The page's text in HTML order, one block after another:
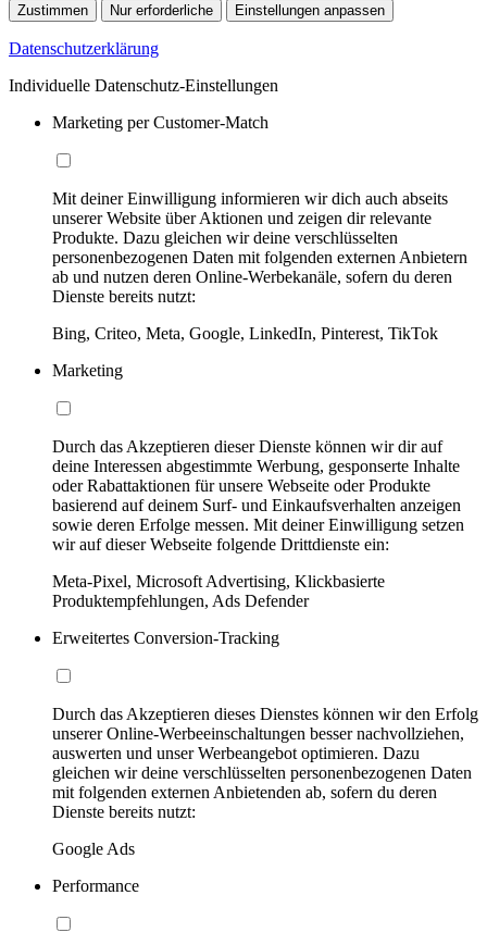
Zustimmen Nur erforderliche Einstellungen anpassen
Datenschutzerklärung
Individuelle Datenschutz-Einstellungen
Marketing per Customer-Match
Mit deiner Einwilligung informieren wir dich auch abseits
unserer Website über Aktionen und zeigen dir relevante
Produkte. Dazu gleichen wir deine verschlüsselten
personenbezogenen Daten mit folgenden externen Anbietern
ab und nutzen deren Online-Werbekanäle, sofern du deren
Dienste bereits nutzt:
Bing, Criteo, Meta, Google, LinkedIn, Pinterest, TikTok
Marketing
Durch das Akzeptieren dieser Dienste können wir dir auf
deine Interessen abgestimmte Werbung, gesponserte Inhalte
oder Rabattaktionen für unsere Webseite oder Produkte
basierend auf deinem Surf- und Einkaufsverhalten anzeigen
sowie deren Erfolge messen. Mit deiner Einwilligung setzen
wir auf dieser Webseite folgende Drittdienste ein:
Meta-Pixel, Microsoft Advertising, Klickbasierte
Produktempfehlungen, Ads Defender
Erweitertes Conversion-Tracking
Durch das Akzeptieren dieses Dienstes können wir den Erfolg
unserer Online-Werbeeinschaltungen besser nachvollziehen,
auswerten und unser Werbeangebot optimieren. Dazu
gleichen wir deine verschlüsselten personenbezogenen Daten
mit folgenden externen Anbietenden ab, sofern du deren
Dienste bereits nutzt:
Google Ads
Performance